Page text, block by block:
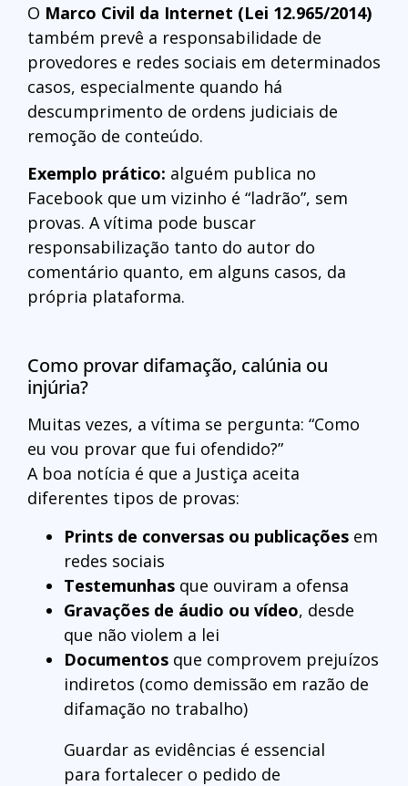
O Marco Civil da Internet (Lei 12.965/2014)
também prevê a responsabilidade de
provedores e redes sociais em determinados
casos, especialmente quando há
descumprimento de ordens judiciais de
remoção de conteúdo.
Exemplo prático: alguém publica no
Facebook que um vizinho é “ladrão”, sem
provas. A vítima pode buscar
responsabilização tanto do autor do
comentário quanto, em alguns casos, da
própria plataforma.
Como provar difamação, calúnia ou
injúria?
Muitas vezes, a vítima se pergunta: “Como
eu vou provar que fui ofendido?”
A boa notícia é que a Justiça aceita
diferentes tipos de provas:
Prints de conversas ou publicações em
redes sociais
Testemunhas que ouviram a ofensa
Gravações de áudio ou vídeo, desde
que não violem a lei
Documentos que comprovem prejuízos
indiretos (como demissão em razão de
difamação no trabalho)
Guardar as evidências é essencial
para fortalecer o pedido de